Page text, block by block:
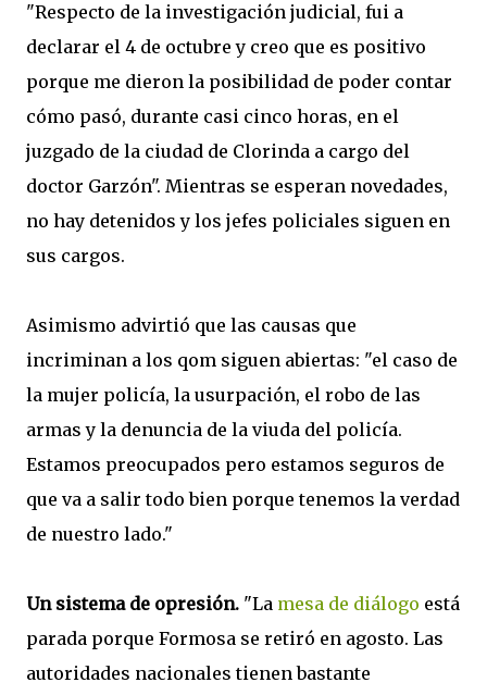
"Respecto de la investigación judicial, fui a
declarar el 4 de octubre y creo que es positivo
porque me dieron la posibilidad de poder contar
cómo pasó, durante casi cinco horas, en el
juzgado de la ciudad de Clorinda a cargo del
doctor Garzón". Mientras se esperan novedades,
no hay detenidos y los jefes policiales siguen en
sus cargos.
Asimismo advirtió que las causas que
incriminan a los qom siguen abiertas: "el caso de
la mujer policía, la usurpación, el robo de las
armas y la denuncia de la viuda del policía.
Estamos preocupados pero estamos seguros de
que va a salir todo bien porque tenemos la verdad
de nuestro lado."
Un sistema de opresión. "La mesa de diálogo está
parada porque Formosa se retiró en agosto. Las
autoridades nacionales tienen bastante